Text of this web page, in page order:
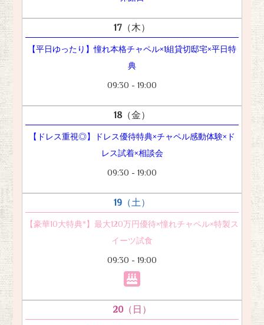
17 （木）
【平日ゆったり】憧れ本格チャペル×1組貸切邸宅×平日特
典
09:30 - 19:00
18（金）
【ドレス重視◎】ドレス優待特典×チャペル感動体験×ド
レス試着×相談会
09:30 - 19:00
19 （土）
【豪華10大特典*】最大120万円優待×憧れチャペル×特製ス
イーツ試食
09:30 - 19:00
20（日）